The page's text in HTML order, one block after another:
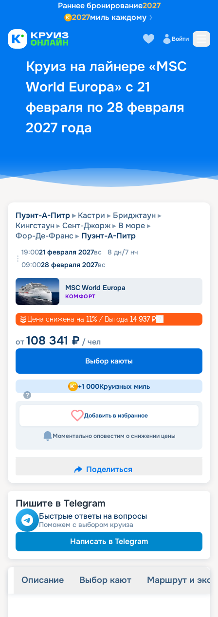
Раннее бронирование2027
2027миль каждому
Войти
Круиз на лайнере «MSC
World Europa» с 21
февраля по 28 февраля
2027 года
Выбор кают Маршрут и
Пуэнт-А-Питр Кастри
Бриджтаун
Кингстаун
Сент-Джорж
В море
Фор-Де-Франс
Пуэнт-А-Питр
19:0021 февраля 2027вс 8 дн/7 нч
09:0028 февраля 2027вс
MSC World Europa
КОМФОРТ
Цена снижена на 11% / Выгода 14 937₽
от108 341 ₽ / чел
Выбор каюты
+1 000Круизных миль
Добавить в избранное
Моментально оповестим о снижении цены
Поделиться
Пишите в Telegram
Быстрые ответы на вопросы
Поможем с выбором круиза
Написать в Telegram
Описание Выбор кают Маршрут и